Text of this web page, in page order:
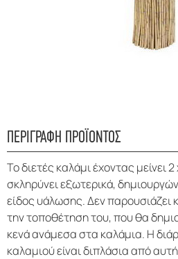
ΠΕΡΙΓΡΑΦΗ ΠΡΟΪΟΝΤΟΣ
Το διετές καλάμι έχοντας μείνει
σκληρύνει εξωτερικά,
είδος υάλωσης. Δεν παρουσιάζει
την τοποθέτηση του, που θα
κενά ανάμεσα στα καλάμια. Η
καλαμιού είναι διπλάσια από